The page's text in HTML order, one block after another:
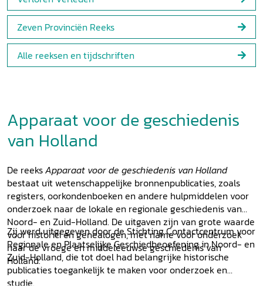
Zeven Provinciën Reeks
Alle reeksen en tijdschriften
Apparaat voor de geschiedenis
van Holland
De reeksApparaat voor de geschiedenis van Holland
bestaat uit wetenschappelijke bronnenpublicaties, zoals
registers, oorkondenboeken en andere hulpmiddelen voor
onderzoek naar de lokale en regionale geschiedenis van
Noord- en Zuid-Holland. De uitgaven zijn van grote waarde
voor historici en genealogen, met name voor onderzoek
naar de vroege en middeleeuwse geschiedenis van
Holland.
Zij werd uitgegeven door de Stichting Contactcentrum voor
Regionale en Plaatselijke Geschiedbeoefening in Noord- en
Zuid-Holland, die tot doel had belangrijke historische
publicaties toegankelijk te maken voor onderzoek en
studie.